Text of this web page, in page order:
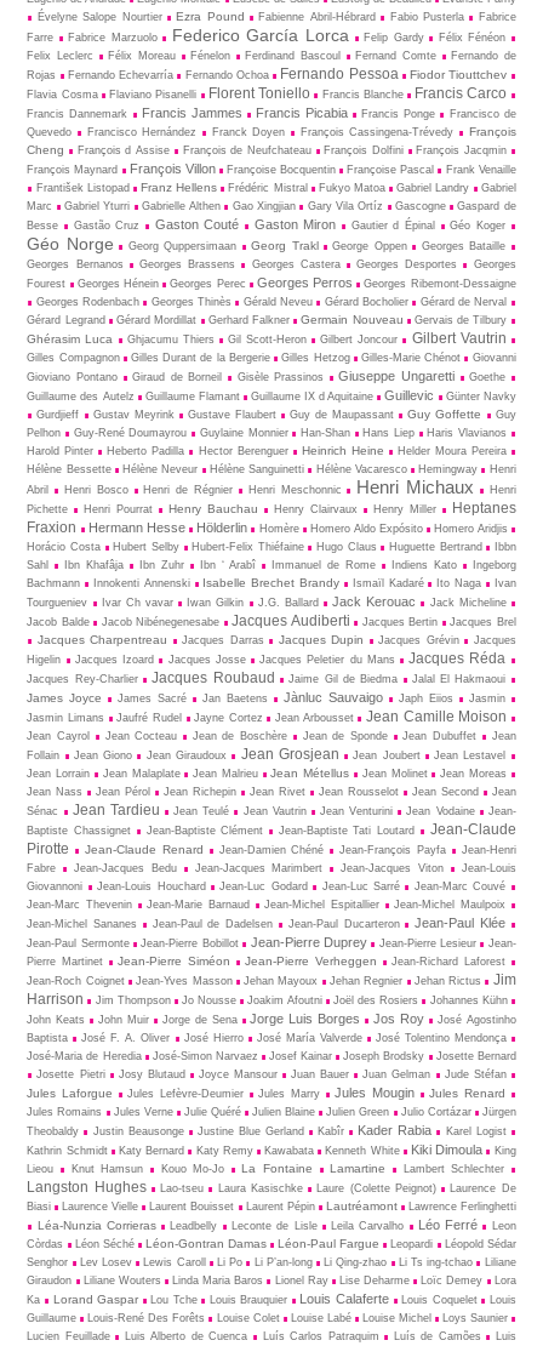
Évelyne Salope Nourtier
Ezra Pound Fabienne Abril-Hébrard Fabio Pusterla
Fabrice
Farre
Fabrice Marzuolo Federico García Lorca Felip Gardy
Félix Fénéon
Felix Leclerc
Félix Moreau Fénelon Ferdinand Bascoul Fernand Comte
Fernando de
Rojas
Fernando Echevarría Fernando Ochoa Fernando Pessoa Fiodor Tiouttchev
Flavia Cosma Flaviano Pisanelli Florent Toniello Francis Blanche Francis Carco
Francis Dannemark Francis Jammes Francis Picabia Francis Ponge
Francisco de
Quevedo
Francisco Hernández Franck Doyen François Cassingena-Trévedy
François
Cheng
François d Assise François de Neufchateau François Dolfini
François Jacqmin
François Maynard
François Villon Françoise Bocquentin Françoise Pascal
Frank Venaille
František Listopad
Franz Hellens Frédéric Mistral Fukyo Matoa Gabriel Landry
Gabriel
Marc
Gabriel Yturri Gabrielle Althen Gao Xingjian Gary Vila Ortíz Gascogne
Gaspard de
Besse
Gastão Cruz Gaston Couté Gaston Miron Gautier d Épinal Géo Koger
Géo Norge Georg Quppersimaan Georg Trakl George Oppen
Georges Bataille
Georges Bernanos
Georges Brassens Georges Castera Georges Desportes
Georges
Fourest
Georges Hénein Georges Perec Georges Perros
Georges Ribemont-Dessaigne
Georges Rodenbach
Georges Thinès Gérald Neveu Gérard Bocholier
Gérard de Nerval
Gérard Legrand
Gérard Mordillat Gerhard Falkner Germain Nouveau Gervais de Tilbury
Ghérasim Luca Ghjacumu Thiers Gil Scott-Heron Gilbert Joncour Gilbert Vautrin
Gilles Compagnon Gilles Durant de la Bergerie Gilles Hetzog Gilles-Marie Chénot
Giovanni
Gioviano Pontano
Giraud de Borneil Gisèle Prassinos Giuseppe Ungaretti
Goethe
Guillaume des Autelz
Guillaume Flamant Guillaume IX d Aquitaine Guillevic
Günter Navky
Gurdjieff
Gustav Meyrink Gustave Flaubert Guy de Maupassant Guy Goffette
Guy
Pelhon
Guy-René Dou­may­rou Guylaine Monnier Han-Shan Hans Liep
Haris Vlavianos
Harold Pinter
Heberto Padilla Hector Berenguer Heinrich Heine
Helder Moura Pereira
Hélène Bessette
Hélène Neveur Hélène Sanguinetti Hélène Vacaresco Hemingway
Henri
Abril
Henri Bosco Henri de Régnier Henri Meschonnic Henri Michaux
Henri
Pichette
Henri Pourrat Henry Bauchau Henry Clairvaux Henry Miller
Heptanes
Fraxion
Hermann Hesse Hölderlin Homère Homero Aldo Expósito
Homero Aridjis
Horácio Costa
Hubert Selby Hubert-Felix Thiéfaine Hugo Claus Huguette Bertrand
Ibbn
Sahl
Ibn Khafâja Ibn Zuhr Ibn ‘ Arabî Immanuel de Rome Indiens Kato
Ingeborg
Bachmann
Innokenti Annenski Isabelle Brechet Brandy Ismaïl Kadaré Ito Naga
Ivan
Tourgueniev
Ivar Ch vavar Iwan Gilkin J.G. Ballard Jack Kerouac
Jack Micheline
Jacob Balde
Jacob Nibénegenesabe Jacques Audiberti Jacques Bertin Jacques Brel
Jacques Charpentreau Jacques Darras Jacques Dupin Jacques Grévin
Jacques
Higelin
Jacques Izoard Jacques Josse Jacques Peletier du Mans Jacques Réda
Jacques Rey-Charlier Jacques Roubaud Jaime Gil de Biedma Jalal El Hakmaoui
James Joyce James Sacré Jan Baetens Jànluc Sauvaigo Japh Eiios
Jasmin
Jasmin Limans
Jaufré Rudel Jayne Cortez Jean Arbousset Jean Camille Moison
Jean Cayrol Jean Cocteau Jean de Boschère Jean de Sponde Jean Dubuffet
Jean
Follain
Jean Giono Jean Giraudoux Jean Grosjean Jean Joubert
Jean Lestavel
Jean Lorrain
Jean Malaplate Jean Malrieu Jean Métellus Jean Molinet
Jean Moreas
Jean Nass
Jean Pérol Jean Richepin Jean Rivet Jean Rousselot Jean Second
Jean
Sénac
Jean Tardieu Jean Teulé Jean Vautrin Jean Venturini Jean Vodaine
Jean-
Baptiste Chassignet
Jean-Baptiste Clément Jean-Baptiste Tati Loutard
Jean-Claude
Pirotte
Jean-Claude Renard Jean-Damien Chéné Jean-François Payfa
Jean-Henri
Fabre
Jean-Jacques Bedu Jean-Jacques Marimbert Jean-Jacques Viton
Jean-Louis
Giovannoni
Jean-Louis Houchard Jean-Luc Godard Jean-Luc Sarré
Jean-Marc Couvé
Jean-Marc Thevenin
Jean-Marie Barnaud Jean-Michel Espitallier
Jean-Michel Maulpoix
Jean-Michel Sananes
Jean-Paul de Dadelsen Jean-Paul Ducarteron Jean-Paul Klée
Jean-Paul Sermonte Jean-Pierre Bobillot Jean-Pierre Duprey Jean-Pierre Lesieur
Jean-
Pierre Martinet
Jean-Pierre Siméon Jean-Pierre Verheggen
Jean-Richard Laforest
Jean-Roch Coignet
Jean-Yves Masson Jehan Mayoux Jehan Regnier Jehan Rictus
Jim
Harrison
Jim Thompson Jo Nousse Joakim Afoutni Joël des Rosiers
Johannes Kühn
John Keats
John Muir Jorge de Sena Jorge Luis Borges Jos Roy
José Agostinho
Baptista
José F. A. Oliver José Hierro José María Valverde
José Tolentino Mendonça
José-Maria de Heredia
José-Simon Narvaez Josef Kainar Joseph Brodsky
Josette Bernard
Josette Pietri
Josy Blutaud Joyce Mansour Juan Bauer Juan Gelman Jude Stéfan
Jules Laforgue Jules Lefèvre-Deumier Jules Marry Jules Mougin Jules Renard
Jules Romains Jules Verne Julie Quéré Julien Blaine Julien Green Julio Cortázar
Jürgen
Theobaldy
Justin Beausonge Justine Blue Gerland Kabîr Kader Rabia
Karel Logist
Kathrin Schmidt
Katy Bernard Katy Remy Kawabata Kenneth White Kiki Dimoula
King
Lieou
Knut Hamsun Kouo Mo-Jo La Fontaine Lamartine Lambert Schlechter
Langston Hughes Lao-tseu Laura Kasischke Laure (Colette Peignot)
Laurence De
Biasi
Laurence Vielle Laurent Bouisset Laurent Pépin Lautréamont Lawrence Ferlinghetti
Léa-Nunzia Corrieras Leadbelly Leconte de Lisle Leila Carvalho Léo Ferré
Leon
Còrdas
Léon Séché Léon-Gontran Damas Léon-Paul Fargue Leopardi
Léopold Sédar
Senghor
Lev Losev Lewis Caroll Li Po Li P’an-long Li Qing-zhao Li Ts ing-tchao
Liliane
Giraudon
Liliane Wouters Linda Maria Baros Lionel Ray Lise Deharme Loïc Demey
Lora
Ka
Lorand Gaspar Lou Tche Louis Brauquier Louis Calaferte Louis Coquelet
Louis
Guillaume
Louis-René Des Forêts Louise Colet Louise Labé Louise Michel
Loys Saunier
Lucien Feuillade
Luis Alberto de Cuenca Luís Carlos Patraquim Luís de Camões
Luis